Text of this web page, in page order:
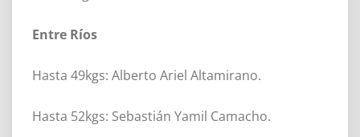
Entre Ríos
Hasta 49kgs: Alberto Ariel Altamirano.
Hasta 52kgs: Sebastián Yamil Camacho.